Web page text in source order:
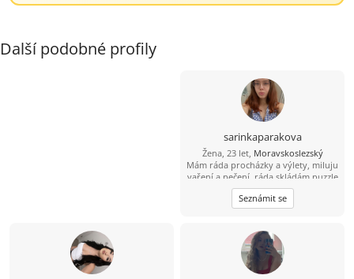
Další podobné profily
sarinkaparakova
Žena, 23 let, Moravskoslezský
Mám ráda procházky a výlety, miluju
vaření a pečení, ráda skládám puzzle
i mozaiky, ráda poslouchám hudbu
různou , mám ráda zvířata , ráda se
koukám na výlety a filmy
Seznámit se